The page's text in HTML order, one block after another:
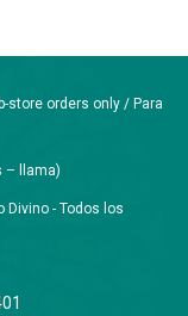
store orders only / Para
– llama)
Divino - Todos los